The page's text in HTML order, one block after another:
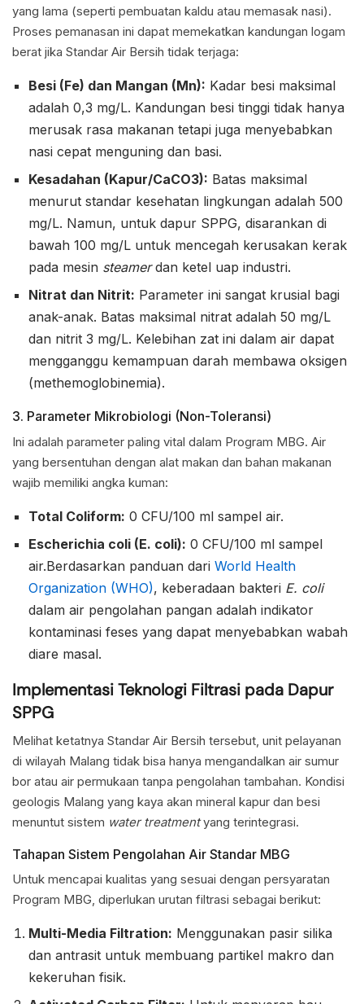
yang lama (seperti pembuatan kaldu atau memasak nasi).
Proses pemanasan ini dapat memekatkan kandungan logam
berat jika Standar Air Bersih tidak terjaga:
Besi (Fe) dan Mangan (Mn): Kadar besi maksimal
adalah 0,3 mg/L. Kandungan besi tinggi tidak hanya
merusak rasa makanan tetapi juga menyebabkan
nasi cepat menguning dan basi.
Kesadahan (Kapur/CaCO3): Batas maksimal
menurut standar kesehatan lingkungan adalah 500
mg/L. Namun, untuk dapur SPPG, disarankan di
bawah 100 mg/L untuk mencegah kerusakan kerak
pada mesin steamerdan ketel uap industri.
Nitrat dan Nitrit: Parameter ini sangat krusial bagi
anak-anak. Batas maksimal nitrat adalah 50 mg/L
dan nitrit 3 mg/L. Kelebihan zat ini dalam air dapat
mengganggu kemampuan darah membawa oksigen
(methemoglobinemia).
3. Parameter Mikrobiologi (Non-Toleransi)
Ini adalah parameter paling vital dalam Program MBG. Air
yang bersentuhan dengan alat makan dan bahan makanan
wajib memiliki angka kuman:
Total Coliform: 0 CFU/100 ml sampel air.
Escherichia coli (E. coli): 0 CFU/100 ml sampel
air.Berdasarkan panduan dari World Health
Organization (WHO), keberadaan bakteri E. coli
dalam air pengolahan pangan adalah indikator
kontaminasi feses yang dapat menyebabkan wabah
diare masal.
Implementasi Teknologi Filtrasi pada Dapur
SPPG
Melihat ketatnya Standar Air Bersih tersebut, unit pelayanan
di wilayah Malang tidak bisa hanya mengandalkan air sumur
bor atau air permukaan tanpa pengolahan tambahan. Kondisi
geologis Malang yang kaya akan mineral kapur dan besi
menuntut sistem water treatmentyang terintegrasi.
Tahapan Sistem Pengolahan Air Standar MBG
Untuk mencapai kualitas yang sesuai dengan persyaratan
Program MBG, diperlukan urutan filtrasi sebagai berikut:
Multi-Media Filtration: Menggunakan pasir silika
dan antrasit untuk membuang partikel makro dan
kekeruhan fisik.